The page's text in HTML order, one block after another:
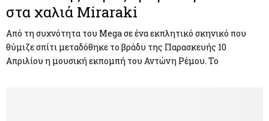
στα χαλιά Miraraki
Από τη συχνότητα του Mega σε ένα εκπλητικό σκηνικό που
θύμιζε σπίτι μεταδόθηκε το βράδυ της Παρασκευής 10
Απριλίου η μουσική εκπομπή του Αντώνη Ρέμου. Το